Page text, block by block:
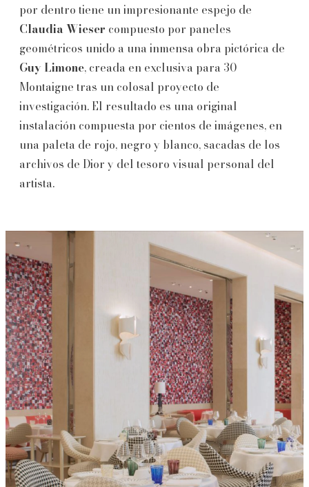
por dentro tiene un impresionante espejo de
Claudia Wieser compuesto por paneles
geométricos unido a una inmensa obra pictórica de
Guy Limone, creada en exclusiva para 30
Montaigne tras un colosal proyecto de
investigación. El resultado es una original
instalación compuesta por cientos de imágenes, en
una paleta de rojo, negro y blanco, sacadas de los
archivos de Dior y del tesoro visual personal del
artista.